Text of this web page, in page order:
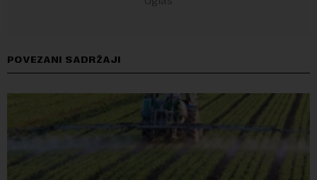
POVEZANI SADRŽAJI